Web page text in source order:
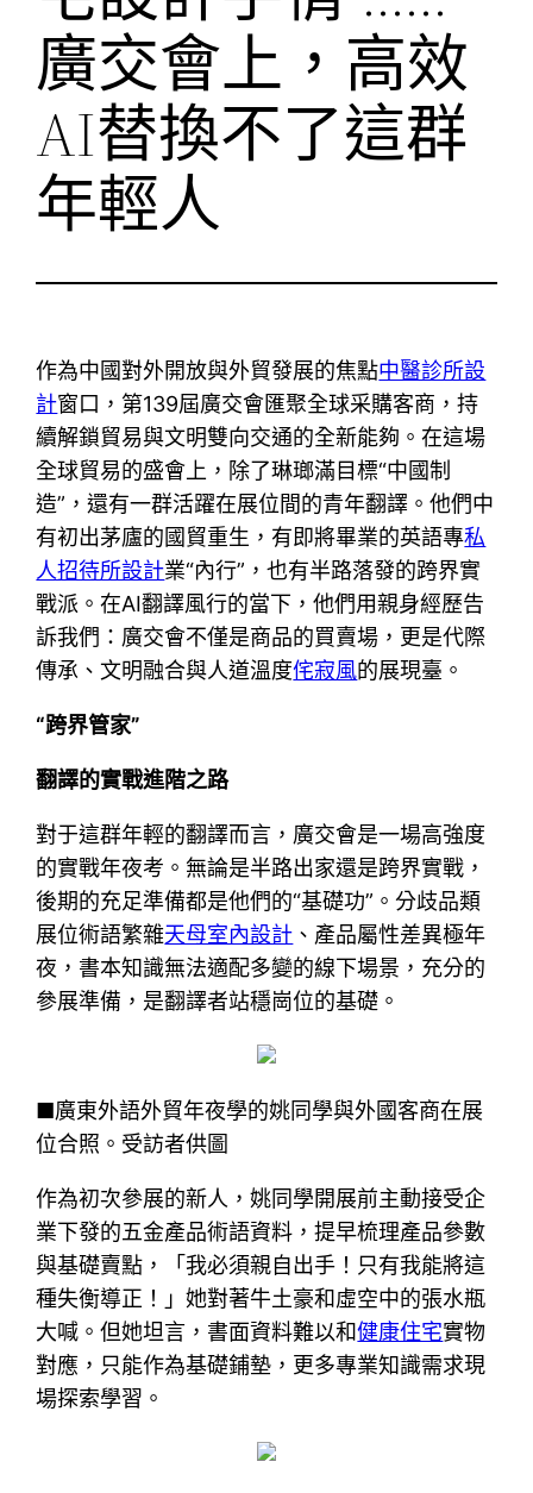
廣交會上，高效
AI替換不了這群
年輕人
作為中國對外開放與外貿發展的焦點中醫診所設
計窗口，第139屆廣交會匯聚全球采購客商，持
續解鎖貿易與文明雙向交通的全新能夠。在這場
全球貿易的盛會上，除了琳瑯滿目標“中國制
造”，還有一群活躍在展位間的青年翻譯。他們中
有初出茅廬的國貿重生，有即將畢業的英語專私
人招待所設計業“內行”，也有半路落發的跨界實
戰派。在AI翻譯風行的當下，他們用親身經歷告
訴我們：廣交會不僅是商品的買賣場，更是代際
傳承、文明融合與人道溫度侘寂風的展現臺。
“跨界管家”
翻譯的實戰進階之路
對于這群年輕的翻譯而言，廣交會是一場高強度
的實戰年夜考。無論是半路出家還是跨界實戰，
後期的充足準備都是他們的“基礎功”。分歧品類
展位術語繁雜天母室內設計 、產品屬性差異極年
夜，書本知識無法適配多變的線下場景，充分的
參展準備，是翻譯者站穩崗位的基礎。
■廣東外語外貿年夜學的姚同學與外國客商在展
位合照。受訪者供圖
作為初次參展的新人，姚同學開展前主動接受企
業下發的五金產品術語資料，提早梳理產品參數
與基礎賣點，「我必須親自出手！只有我能將這
種失衡導正！」她對著牛土豪和虛空中的張水瓶
大喊。但她坦言，書面資料難以和健康住宅實物
對應，只能作為基礎鋪墊，更多專業知識需求現
場探索學習。